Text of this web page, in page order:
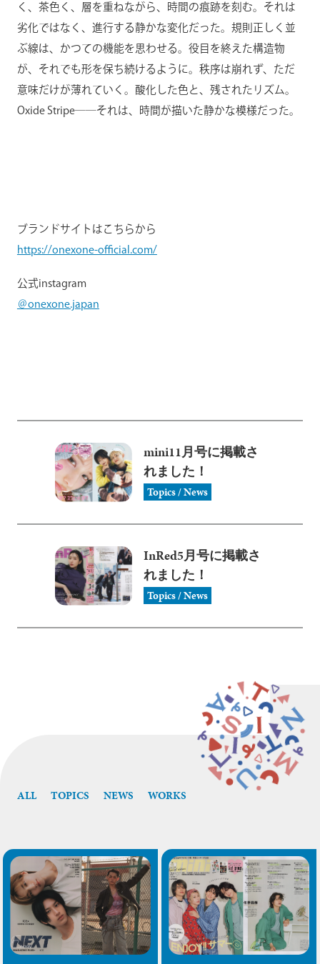
く、茶色く、層を重ねながら、時間の痕跡を刻む。それは
劣化ではなく、進行する静かな変化だった。規則正しく並
ぶ線は、かつての機能を思わせる。役目を終えた構造物
が、それでも形を保ち続けるように。秩序は崩れず、ただ
意味だけが薄れていく。酸化した色と、残されたリズム。
Oxide Stripe――それは、時間が描いた静かな模様だった。
ブランドサイトはこちらから
https://onexone-official.com/
公式instagram
＠onexone.japan
mini11月号に掲載さ
れました！
Topics / News
InRed5月号に掲載さ
れました！
Topics / News
ALL TOPICS NEWS WORKS